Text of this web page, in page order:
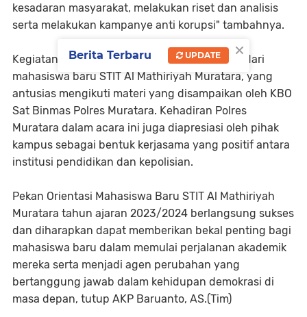
kesadaran masyarakat, melakukan riset dan analisis
serta melakukan kampanye anti korupsi" tambahnya.
Kegiatan ini mendapatkan sambutan hangat dari
mahasiswa baru STIT Al Mathiriyah Muratara, yang
antusias mengikuti materi yang disampaikan oleh KBO
Sat Binmas Polres Muratara. Kehadiran Polres
Muratara dalam acara ini juga diapresiasi oleh pihak
kampus sebagai bentuk kerjasama yang positif antara
institusi pendidikan dan kepolisian.
Pekan Orientasi Mahasiswa Baru STIT Al Mathiriyah
Muratara tahun ajaran 2023/2024 berlangsung sukses
dan diharapkan dapat memberikan bekal penting bagi
mahasiswa baru dalam memulai perjalanan akademik
mereka serta menjadi agen perubahan yang
bertanggung jawab dalam kehidupan demokrasi di
masa depan, tutup AKP Baruanto, AS.(Tim)
×
Berita Terbaru UPDATE